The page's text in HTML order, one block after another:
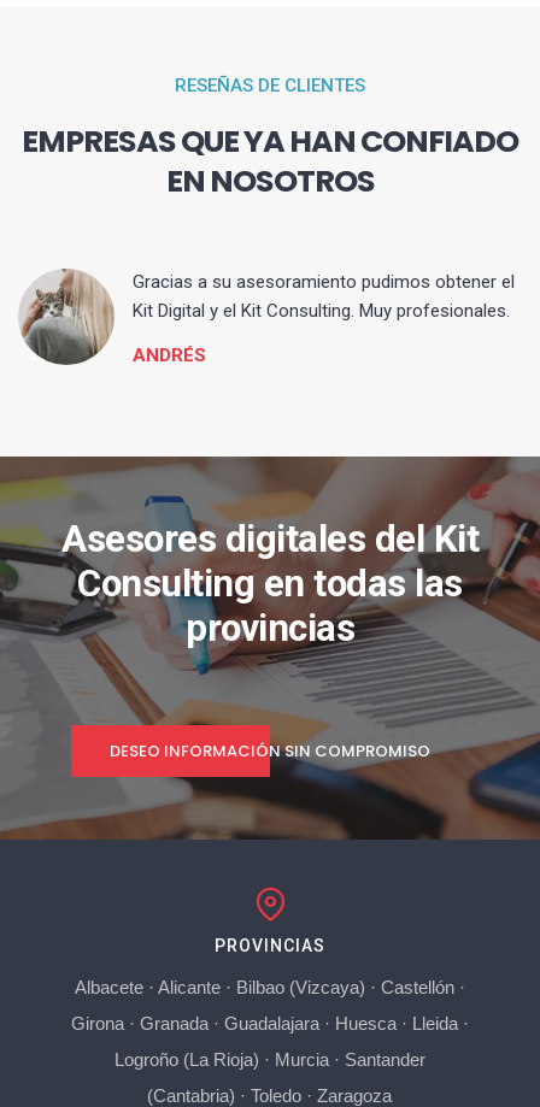
RESEÑAS DE CLIENTES
EMPRESAS QUE YA HAN CONFIADO
EN NOSOTROS
Gracias a su asesoramiento pudimos obtener el
Kit Digital y el Kit Consulting. Muy profesionales.
ANDRÉS
Asesores digitales del Kit
Consulting en todas las
provincias
DESEO INFORMACIÓN SIN COMPROMISO
PROVINCIAS
Albacete· Alicante· Bilbao (Vizcaya) · Castellón·
Girona· Granada· Guadalajara· Huesca· Lleida·
Logroño (La Rioja) · Murcia· Santander
(Cantabria) ·Toledo ·Zaragoza